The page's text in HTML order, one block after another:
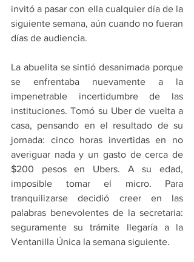
invitó a pasar con ella cualquier día de la
siguiente semana, aún cuando no fueran
días de audiencia.
La abuelita se sintió desanimada porque
se enfrentaba nuevamente a la
impenetrable incertidumbre de las
instituciones. Tomó su Uber de vuelta a
casa, pensando en el resultado de su
jornada: cinco horas invertidas en no
averiguar nada y un gasto de cerca de
$200 pesos en Ubers. A su edad,
imposible tomar el micro. Para
tranquilizarse decidió creer en las
palabras benevolentes de la secretaria:
seguramente su trámite llegaría a la
Ventanilla Única la semana siguiente.